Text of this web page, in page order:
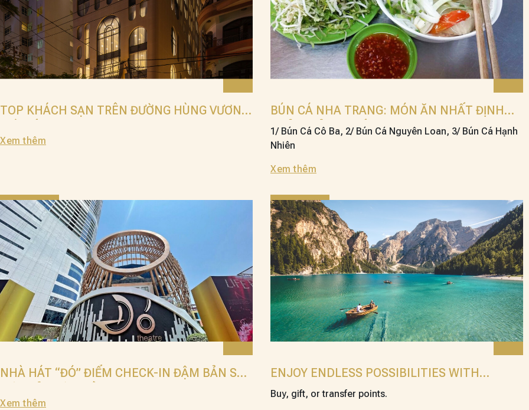
TOP KHÁCH SẠN TRÊN ĐƯỜNG HÙNG VƯƠNG
Xem thêm
BÚN CÁ NHA TRANG: MÓN ĂN NHẤT ĐỊNH
PHẢI THỬ KHI ĐẾN NHA TRANG
1/ Bún Cá Cô Ba, 2/ Bún Cá Nguyên Loan, 3/ Bún Cá Hạnh
Nhiên
Xem thêm
NHÀ HÁT “ĐÓ” ĐIỂM CHECK-IN ĐẬM BẢN SẮC
Xem thêm
ENJOY ENDLESS POSSIBILITIES WITH
POINTS PURCHASE
Buy, gift, or transfer points.